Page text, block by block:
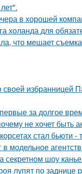
в хорошей
для
что мешает
избранницей
за долгое
не хочет быть
стал бьюти -
модельное
шоу канье
лупят по заднице